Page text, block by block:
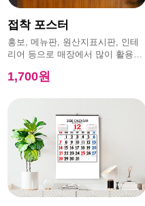
접착 포스터
홍보, 메뉴판, 원산지표시판, 인테
리어 등으로 매장에서 많이 활용하
1,700원